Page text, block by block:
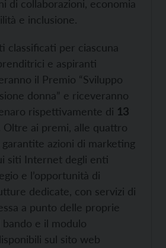
di collaborazioni, economia
e inclusione.
classificati per ciascuna
e aspiranti
il Premio “Sviluppo
donna” e riceveranno
rispettivamente di 13
. Oltre ai premi, alle quattro
azioni di marketing
siti Internet degli enti
e l’opportunità di
dedicate, con servizi di
a punto delle proprie
e il modulo
sul sito web